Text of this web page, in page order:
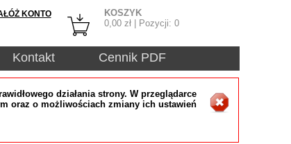
KOSZYK
0,00 zł | Pozycji: 0
Kontakt Cennik PDF
KONTO
działania strony. W przeglądarce
oraz o możliwościach zmiany ich ustawień